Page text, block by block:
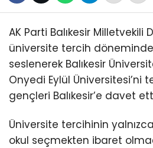
AK Parti Balıkesir Milletvekili
üniversite tercih
seslenerek Balıkesir
Onyedi Eylül Üniversitesi’ni
gençleri Balıkesir’e davet
Üniversite tercihinin
okul seçmekten ibaret